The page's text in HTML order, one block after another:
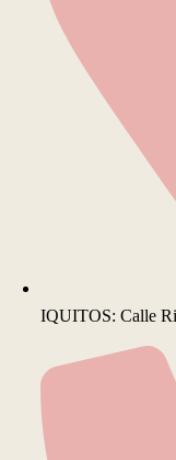
IQUITOS: Calle